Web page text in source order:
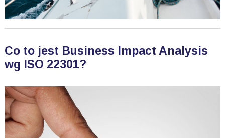
Co to jest Business Impact Analysis
wg ISO 22301?